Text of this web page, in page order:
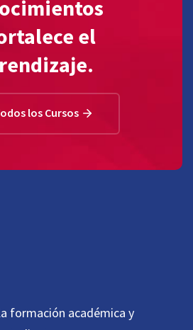
el
los Cursos
formación académica y